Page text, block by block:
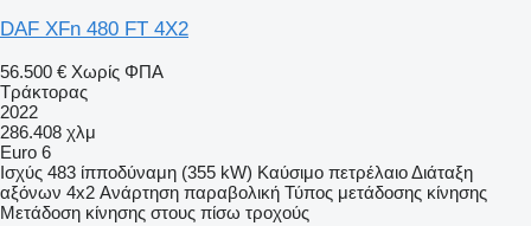
DAF XFn 480 FT 4X2
56.500 € Χωρίς ΦΠΑ
Τράκτορας
2022
286.408 χλμ
Euro 6
Ισχύς 483 ίπποδύναμη (355 kW) Καύσιμο πετρέλαιοΔιάταξη
αξόνων 4x2 Ανάρτηση παραβολική Τύπος μετάδοσης κίνησης
Μετάδοση κίνησης στους πίσω τροχούς